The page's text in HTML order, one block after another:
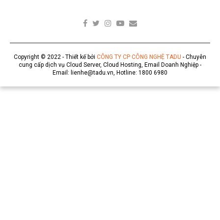
Copyright © 2022 - Thiết kế bởi CÔNG TY CP CÔNG NGHỆ TADU - Chuyên
cung cấp dịch vụ Cloud Server, Cloud Hosting, Email Doanh Nghiệp -
Email: lienhe@tadu.vn, Hotline: 1800 6980